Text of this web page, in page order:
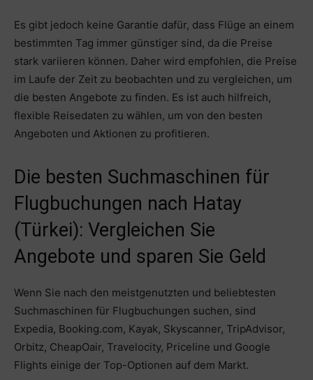
Es gibt jedoch keine Garantie dafür, dass Flüge an einem
bestimmten Tag immer günstiger sind, da die Preise
stark variieren können. Daher wird empfohlen, die Preise
im Laufe der Zeit zu beobachten und zu vergleichen, um
die besten Angebote zu finden. Es ist auch hilfreich,
flexible Reisedaten zu wählen, um von den besten
Angeboten und Aktionen zu profitieren.
Die besten Suchmaschinen für
Flugbuchungen nach Hatay
(Türkei): Vergleichen Sie
Angebote und sparen Sie Geld
Wenn Sie nach den meistgenutzten und beliebtesten
Suchmaschinen für Flugbuchungen suchen, sind
Expedia, Booking.com, Kayak, Skyscanner, TripAdvisor,
Orbitz, CheapOair, Travelocity, Priceline und Google
Flights einige der Top-Optionen auf dem Markt.